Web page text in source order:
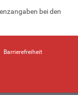
bei den
Barrierefreiheit